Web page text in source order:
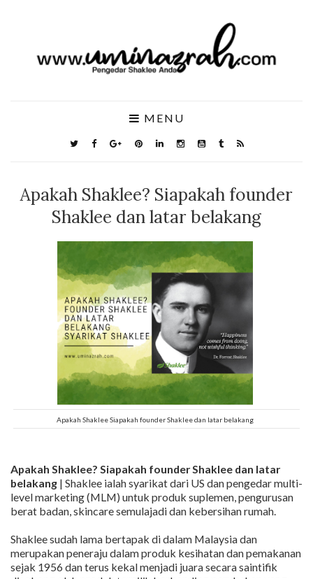
MENU
Apakah Shaklee? Siapakah founder
Shaklee dan latar belakang
Apakah Shaklee Siapakah founder Shaklee dan latar belakang
Apakah Shaklee? Siapakah founder Shaklee dan latar
belakang | Shaklee ialah syarikat dari US dan pengedar multi-
level marketing (MLM) untuk produk suplemen, pengurusan
berat badan, skincare semulajadi dan kebersihan rumah.
Shaklee sudah lama bertapak di dalam Malaysia dan
merupakan peneraju dalam produk kesihatan dan pemakanan
sejak 1956 dan terus kekal menjadi juara secara saintifik